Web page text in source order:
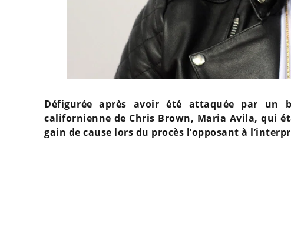
Défigurée après avoir été attaquée par un
californienne de Chris Brown, Maria Avila, qui
gain de cause lors du procès l’opposant à